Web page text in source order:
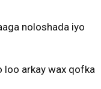
noloshada iyo
loo arkay wax qofka